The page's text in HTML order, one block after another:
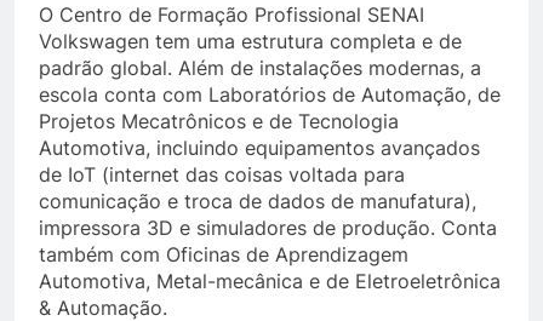
O Centro de Formação Profissional SENAI
Volkswagen tem uma estrutura completa e de
padrão global. Além de instalações modernas, a
escola conta com Laboratórios de Automação, de
Projetos Mecatrônicos e de Tecnologia
Automotiva, incluindo equipamentos avançados
de IoT (internet das coisas voltada para
comunicação e troca de dados de manufatura),
impressora 3D e simuladores de produção. Conta
também com Oficinas de Aprendizagem
Automotiva, Metal-mecânica e de Eletroeletrônica
& Automação.